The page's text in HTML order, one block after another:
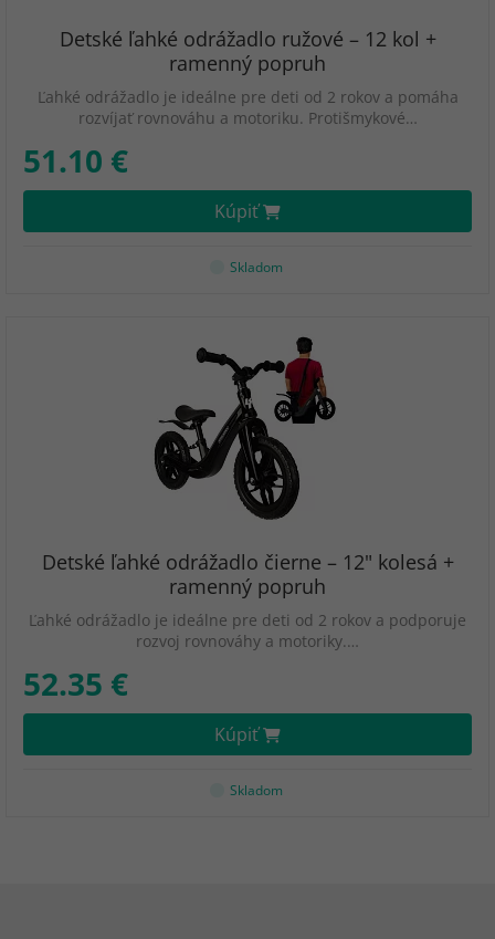
Detské ľahké odrážadlo ružové – 12 kol +
ramenný popruh
Ľahké odrážadlo je ideálne pre deti od 2 rokov a pomáha
rozvíjať rovnováhu a motoriku. Protišmykové…
51.10 €
Kúpiť
Skladom
Detské ľahké odrážadlo čierne – 12" kolesá +
ramenný popruh
Ľahké odrážadlo je ideálne pre deti od 2 rokov a podporuje
rozvoj rovnováhy a motoriky.…
52.35 €
Kúpiť
Skladom